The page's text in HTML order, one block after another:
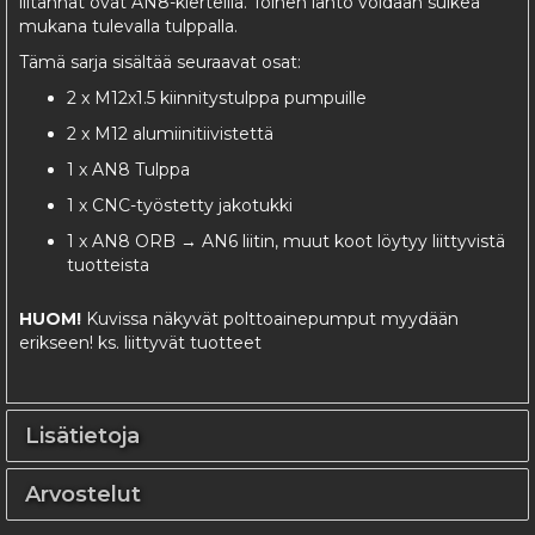
mukana tulevalla tulppalla.
Tämä sarja sisältää seuraavat osat:
2 x M12x1.5 kiinnitystulppa pumpuille
2 x M12 alumiinitiivistettä
1 x AN8 Tulppa
1 x CNC-työstetty jakotukki
1 x AN8 ORB → AN6 liitin, muut koot löytyy liittyvistä
tuotteista
HUOM! Kuvissa näkyvät polttoainepumput myydään
erikseen! ks. liittyvät tuotteet
Lisätietoja
Arvostelut